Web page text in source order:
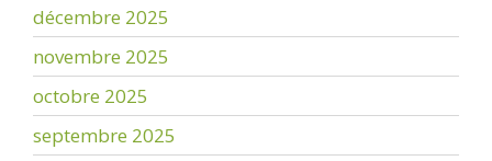
décembre 2025
novembre 2025
octobre 2025
septembre 2025